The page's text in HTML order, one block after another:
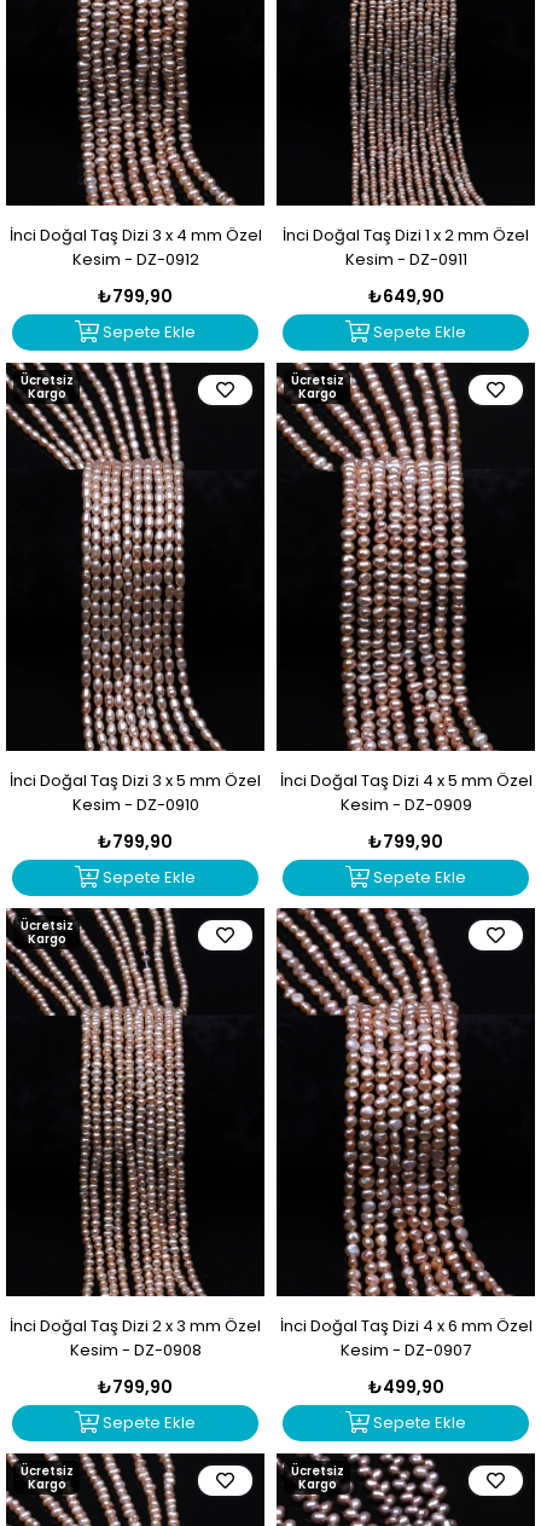
İnci Doğal Taş Dizi 3 x 4 mm Özel
Kesim - DZ-0912
₺799,90
Sepete Ekle
İnci Doğal Taş Dizi 1 x 2 mm Özel
Kesim - DZ-0911
₺649,90
Sepete Ekle
İnci Doğal Taş Dizi 3 x 5 mm Özel
Kesim - DZ-0910
₺799,90
Sepete Ekle
Ücretsiz
Kargo
İnci Doğal Taş Dizi 4 x 5 mm Özel
Kesim - DZ-0909
₺799,90
Sepete Ekle
Ücretsiz
Kargo
İnci Doğal Taş Dizi 2 x 3 mm Özel
Kesim - DZ-0908
₺799,90
Sepete Ekle
Ücretsiz
Kargo
İnci Doğal Taş Dizi 4 x 6 mm Özel
Kesim - DZ-0907
₺499,90
Sepete Ekle
Ücretsiz
Kargo
Ücretsiz
Kargo